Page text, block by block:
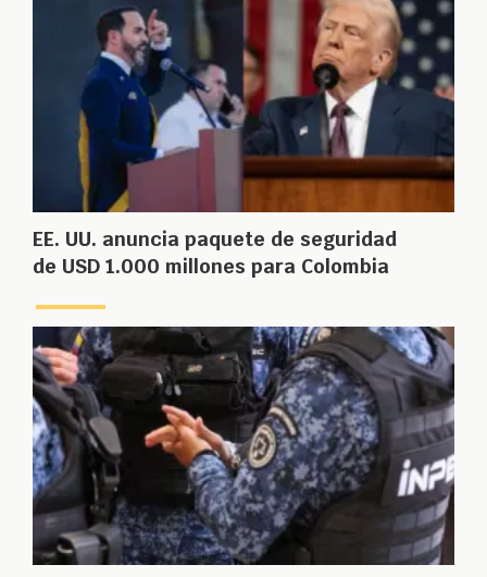
EE. UU. anuncia paquete de seguridad
de USD 1.000 millones para Colombia